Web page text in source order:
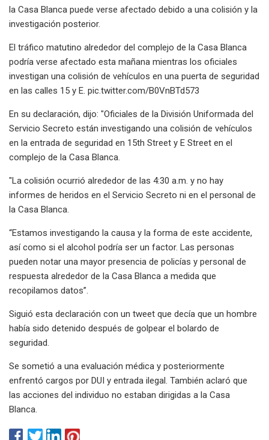
la Casa Blanca puede verse afectado debido a una colisión y la
investigación posterior.
El tráfico matutino alrededor del complejo de la Casa Blanca
podría verse afectado esta mañana mientras los oficiales
investigan una colisión de vehículos en una puerta de seguridad
en las calles 15 y E. pic.twitter.com/B0VnBTd573
En su declaración, dijo: "Oficiales de la División Uniformada del
Servicio Secreto están investigando una colisión de vehículos
en la entrada de seguridad en 15th Street y E Street en el
complejo de la Casa Blanca.
"La colisión ocurrió alrededor de las 4:30 a.m. y no hay
informes de heridos en el Servicio Secreto ni en el personal de
la Casa Blanca.
“Estamos investigando la causa y la forma de este accidente,
así como si el alcohol podría ser un factor. Las personas
pueden notar una mayor presencia de policías y personal de
respuesta alrededor de la Casa Blanca a medida que
recopilamos datos”.
Siguió esta declaración con un tweet que decía que un hombre
había sido detenido después de golpear el bolardo de
seguridad.
Se sometió a una evaluación médica y posteriormente
enfrentó cargos por DUI y entrada ilegal. También aclaró que
las acciones del individuo no estaban dirigidas a la Casa
Blanca.